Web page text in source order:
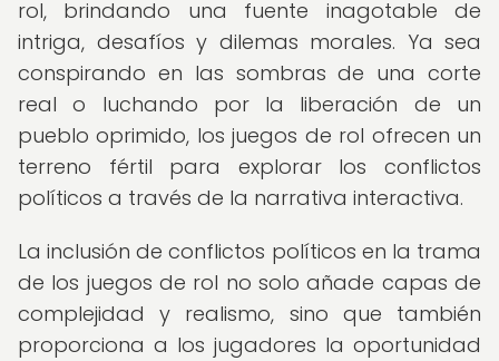
rol, brindando una fuente inagotable de
intriga, desafíos y dilemas morales. Ya sea
conspirando en las sombras de una corte
real o luchando por la liberación de un
pueblo oprimido, los juegos de rol ofrecen un
terreno fértil para explorar los conflictos
políticos a través de la narrativa interactiva.
La inclusión de conflictos políticos en la trama
de los juegos de rol no solo añade capas de
complejidad y realismo, sino que también
proporciona a los jugadores la oportunidad